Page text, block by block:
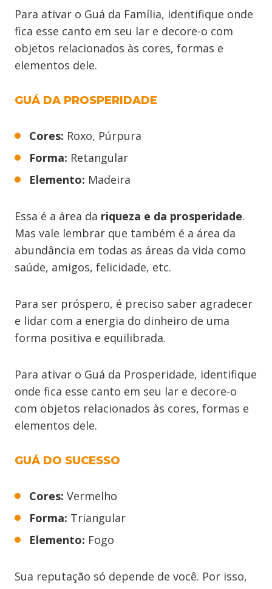
Para ativar o Guá da Família, identifique onde
fica esse canto em seu lar e decore-o com
objetos relacionados às cores, formas e
elementos dele.
GUÁ DA PROSPERIDADE
Cores: Roxo, Púrpura
Forma: Retangular
Elemento: Madeira
Essa é a área da riqueza e da prosperidade.
Mas vale lembrar que também é a área da
abundância em todas as áreas da vida como
saúde, amigos, felicidade, etc.
Para ser próspero, é preciso saber agradecer
e lidar com a energia do dinheiro de uma
forma positiva e equilibrada.
Para ativar o Guá da Prosperidade, identifique
onde fica esse canto em seu lar e decore-o
com objetos relacionados às cores, formas e
elementos dele.
GUÁ DO SUCESSO
Cores: Vermelho
Forma: Triangular
Elemento: Fogo
Sua reputação só depende de você. Por isso,